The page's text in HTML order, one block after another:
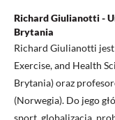
Richard Giulianotti -
Brytania
Richard Giulianotti
Exercise, and Health
Brytania) oraz
(Norwegia). Do jego
sport, globalizacja,